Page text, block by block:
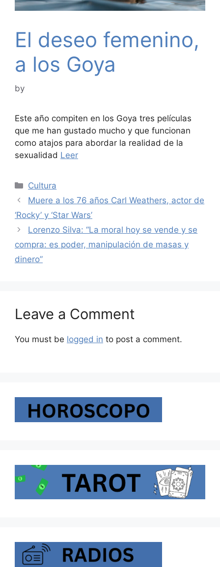
El deseo femenino,
a los Goya
by
Este año compiten en los Goya tres películas
que me han gustado mucho y que funcionan
como atajos para abordar la realidad de la
sexualidad Leer
Categories
Cultura
Muere a los 76 años Carl Weathers, actor de
‘Rocky’ y ‘Star Wars’
Lorenzo Silva: “La moral hoy se vende y se
compra: es poder, manipulación de masas y
dinero”
Leave a Comment
You must be logged in to post a comment.